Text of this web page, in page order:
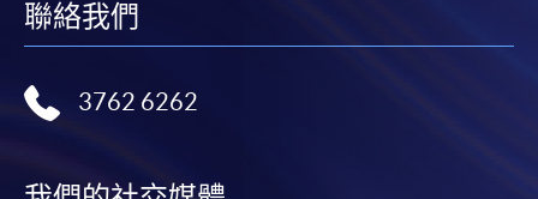
學院藥物科學組陳小姐收。惟學院對郵遞失誤而遺失
3. VISA╱萬事達卡
付學費。香港大學專業進修學院萬事達卡持有人，如
聯絡我們
3762 6262